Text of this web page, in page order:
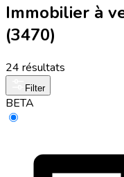
Immobilier à
(3470)
24 résultats
Filter
BETA